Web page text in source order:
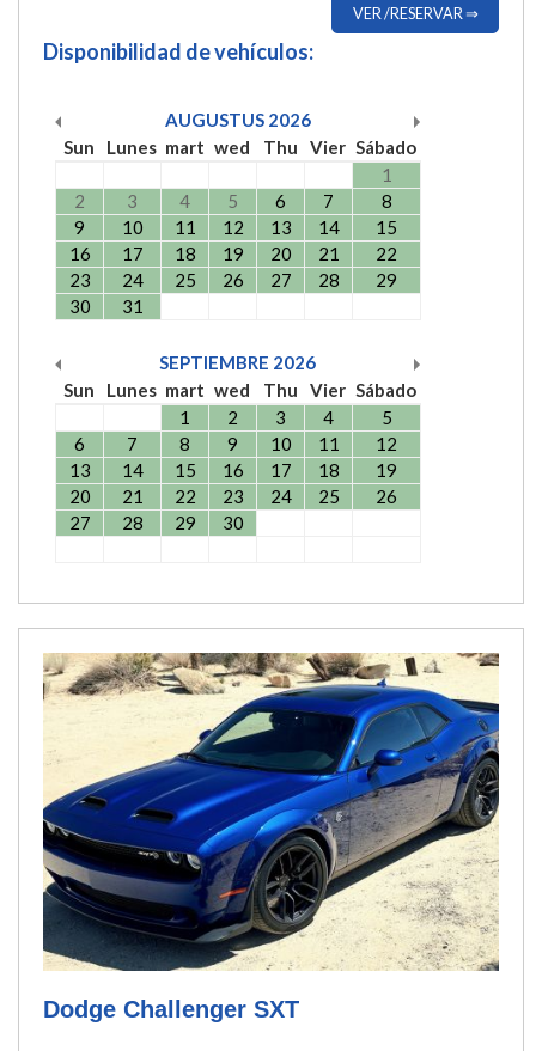
VER /RESERVAR ⇒
Disponibilidad de vehículos:
AUGUSTUS 2026
Sun
Lunes mart wed Thu Vier Sábado
1
2
3 4 5 6 7
8
9
10 11 12 13 14
15
16
17 18 19 20 21
22
23
24 25 26 27 28
29
30
31
SEPTIEMBRE 2026
Sun
Lunes mart wed Thu Vier Sábado
1
2 3 4
5
6
7 8 9 10 11
12
13
14 15 16 17 18
19
20
21 22 23 24 25
26
27
28 29 30
Dodge Challenger SXT